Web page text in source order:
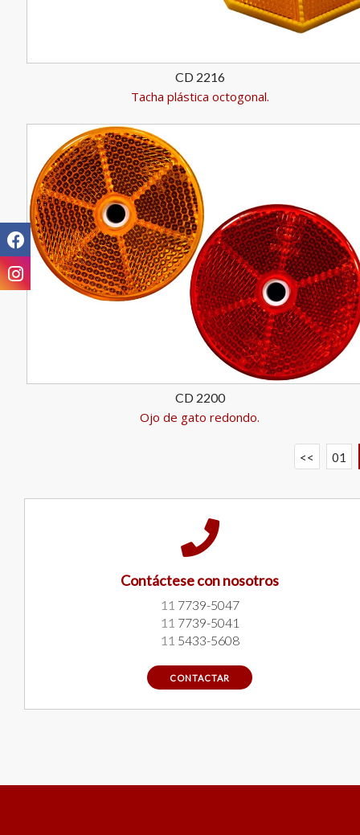
CD 2216
Tacha plástica octogonal.
CD 2200
Ojo de gato redondo.
<< 01
Contáctese con nosotros
11 7739-5047
11 7739-5041
11 5433-5608
CONTACTAR